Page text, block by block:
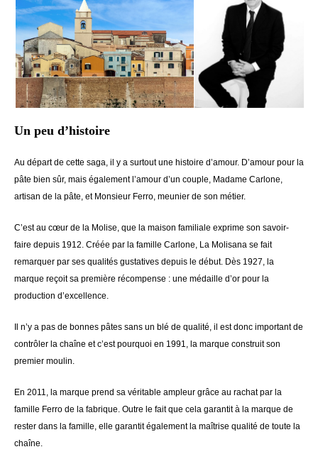
Un peu d’histoire
Au départ de cette saga, il y a surtout une histoire d’amour. D’amour pour la
pâte bien sûr, mais également l’amour d’un couple, Madame Carlone,
artisan de la pâte, et Monsieur Ferro, meunier de son métier.
C’est au cœur de la Molise, que la maison familiale exprime son savoir-
faire depuis 1912. Créée par la famille Carlone, La Molisana se fait
remarquer par ses qualités gustatives depuis le début. Dès 1927, la
marque reçoit sa première récompense : une médaille d’or pour la
production d’excellence.
Il n’y a pas de bonnes pâtes sans un blé de qualité, il est donc important de
contrôler la chaîne et c’est pourquoi en 1991, la marque construit son
premier moulin.
En 2011, la marque prend sa véritable ampleur grâce au rachat par la
famille Ferro de la fabrique. Outre le fait que cela garantit à la marque de
rester dans la famille, elle garantit également la maîtrise qualité de toute la
chaîne.